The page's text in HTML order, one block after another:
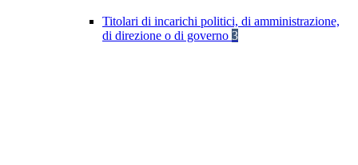
Titolari di incarichi politici, di amministrazione,
di direzione o di governo 3